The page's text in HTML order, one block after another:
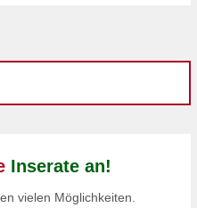
Inserate an!
vielen Möglichkeiten.